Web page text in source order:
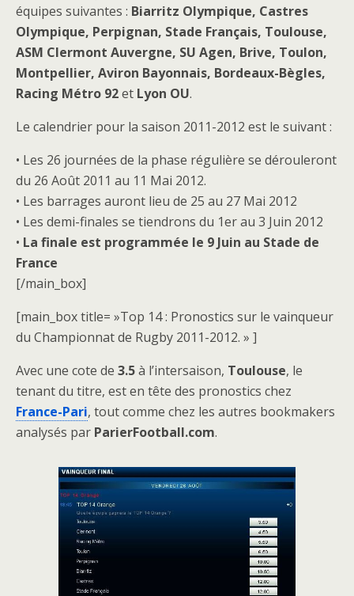
équipes suivantes : Biarritz Olympique, Castres
Olympique, Perpignan, Stade Français, Toulouse,
ASM Clermont Auvergne, SU Agen, Brive, Toulon,
Montpellier, Aviron Bayonnais, Bordeaux-Bègles,
Racing Métro 92et Lyon OU.
Le calendrier pour la saison 2011-2012 est le suivant :
• Les 26 journées de la phase régulière se dérouleront
du 26 Août 2011 au 11 Mai 2012.
• Les barrages auront lieu de 25 au 27 Mai 2012
• Les demi-finales se tiendrons du 1er au 3 Juin 2012
• La finale est programmée le 9 Juin au Stade de
France
[/main_box]
[main_box title= »Top 14 : Pronostics sur le vainqueur
du Championnat de Rugby 2011-2012. » ]
Avec une cote de 3.5à l’intersaison, Toulouse, le
tenant du titre, est en tête des pronostics chez
France-Pari, tout comme chez les autres bookmakers
analysés par ParierFootball.com.